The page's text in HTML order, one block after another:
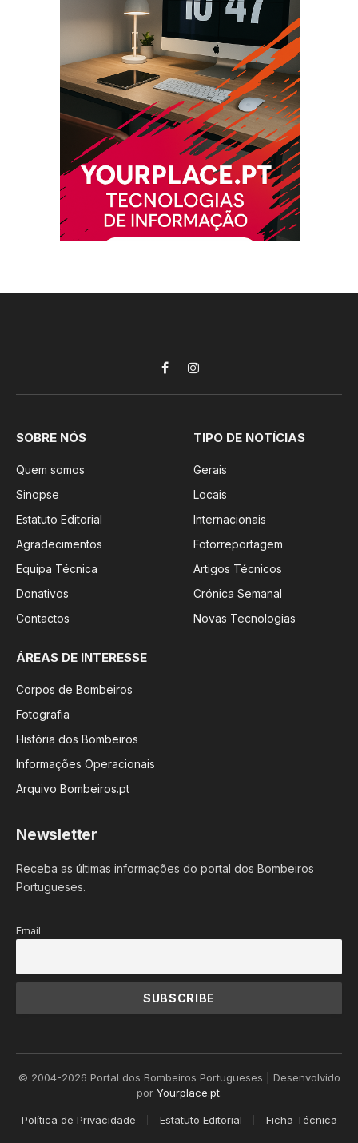
FacebookInstagram
SOBRE NÓS
Quem somos
Sinopse
Estatuto Editorial
Agradecimentos
Equipa Técnica
Donativos
Contactos
TIPO DE NOTÍCIAS
Gerais
Locais
Internacionais
Fotorreportagem
Artigos Técnicos
Crónica Semanal
Novas Tecnologias
ÁREAS DE INTERESSE
Corpos de Bombeiros
Fotografia
História dos Bombeiros
Informações Operacionais
Arquivo Bombeiros.pt
Newsletter
Receba as últimas informações do portal dos Bombeiros
Portugueses.
Email
© 2004-2026 Portal dos Bombeiros Portugueses | Desenvolvido
por Yourplace.pt.
Política de Privacidade Estatuto Editorial Ficha Técnica